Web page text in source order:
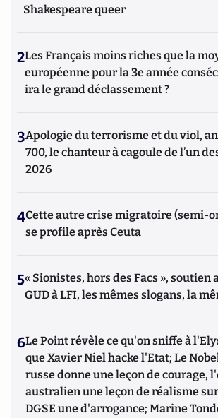
Shakespeare queer
2Les Français moins riches que la
européenne pour la 3e année
ira le grand déclassement ?
3Apologie du terrorisme et du viol,
700, le chanteur à cagoule de l’un
2026
4Cette autre crise migratoire (semi-
se profile après Ceuta
5« Sionistes, hors des Facs », soutien
GUD à LFI, les mêmes slogans, la
6Le Point révèle ce qu'on sniffe à
que Xavier Niel hacke l'Etat; Le
russe donne une leçon de courage,
australien une leçon de réalisme
DGSE une d'arrogance; Marine